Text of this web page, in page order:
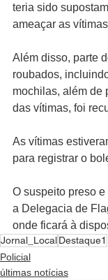
teria sido
ameaçar as
Além disso, parte
roubados,
mochilas, além de
das vítimas, foi
As vítimas
para registrar o
O suspeito preso
a Delegacia de
onde ficará à
Jornal_LocalDestaque1
Policial
últimas notícias